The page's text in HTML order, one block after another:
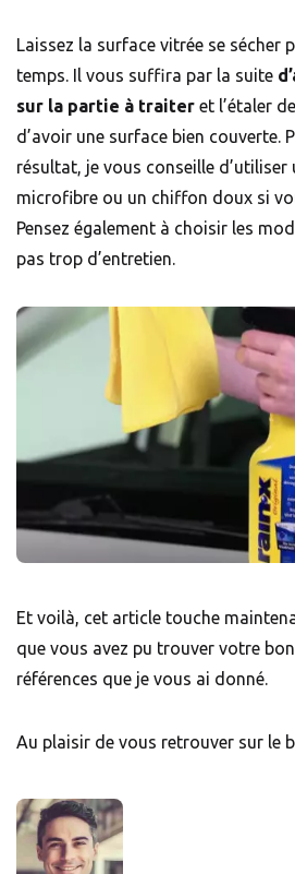
Laissez la surface vitrée se sécher
temps. Il vous suffira par la suite
sur la partie à traiter et l’étaler
d’avoir une surface bien couverte.
résultat, je vous conseille d’utiliser
microfibre ou un chiffon doux si
Pensez également à choisir les
pas trop d’entretien.
Et voilà, cet article touche
que vous avez pu trouver votre
références que je vous ai donné.
Au plaisir de vous retrouver sur le